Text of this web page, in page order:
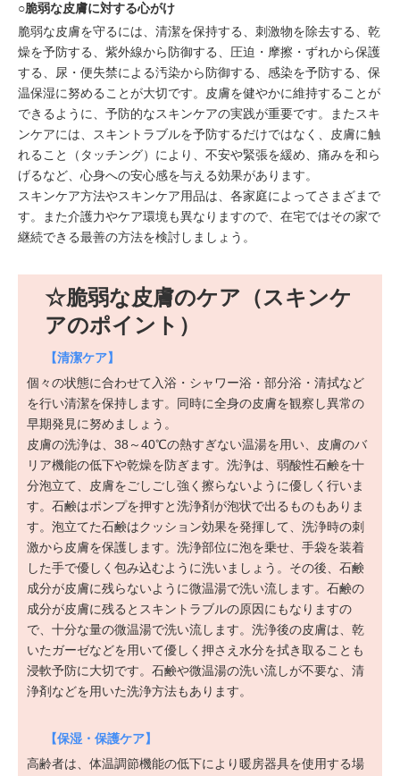
○脆弱な皮膚に対する心がけ
脆弱な皮膚を守るには、清潔を保持する、刺激物を除去する、乾
燥を予防する、紫外線から防御する、圧迫・摩擦・ずれから保護
する、尿・便失禁による汚染から防御する、感染を予防する、保
温保湿に努めることが大切です。皮膚を健やかに維持することが
できるように、予防的なスキンケアの実践が重要です。またスキ
ンケアには、スキントラブルを予防するだけではなく、皮膚に触
れること（タッチング）により、不安や緊張を緩め、痛みを和ら
げるなど、心身への安心感を与える効果があります。
スキンケア方法やスキンケア用品は、各家庭によってさまざまで
す。また介護力やケア環境も異なりますので、在宅ではその家で
継続できる最善の方法を検討しましょう。
☆脆弱な皮膚のケア（スキンケ
アのポイント）
【清潔ケア】
個々の状態に合わせて入浴・シャワー浴・部分浴・清拭など
を行い清潔を保持します。同時に全身の皮膚を観察し異常の
早期発見に努めましょう。
皮膚の洗浄は、38～40℃の熱すぎない温湯を用い、皮膚のバ
リア機能の低下や乾燥を防ぎます。洗浄は、弱酸性石鹸を十
分泡立て、皮膚をごしごし強く擦らないように優しく行いま
す。石鹸はポンプを押すと洗浄剤が泡状で出るものもありま
す。泡立てた石鹸はクッション効果を発揮して、洗浄時の刺
激から皮膚を保護します。洗浄部位に泡を乗せ、手袋を装着
した手で優しく包み込むように洗いましょう。その後、石鹸
成分が皮膚に残らないように微温湯で洗い流します。石鹸の
成分が皮膚に残るとスキントラブルの原因にもなりますの
で、十分な量の微温湯で洗い流します。洗浄後の皮膚は、乾
いたガーゼなどを用いて優しく押さえ水分を拭き取ることも
浸軟予防に大切です。石鹸や微温湯の洗い流しが不要な、清
浄剤などを用いた洗浄方法もあります。
【保湿・保護ケア】
高齢者は、体温調節機能の低下により暖房器具を使用する場